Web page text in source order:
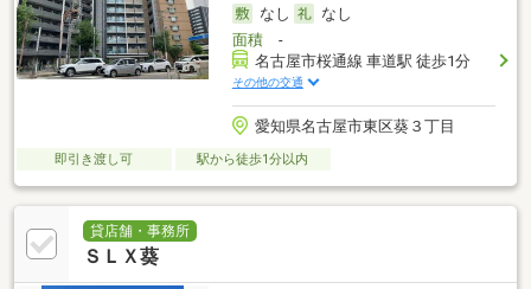
なし
なし
面積-
名古屋市桜通線 車道駅 徒歩1分
その他の交通
愛知県名古屋市東区葵３丁目
即引き渡し可 駅から徒歩1分以内
貸店舗・事務所
ＳＬＸ葵